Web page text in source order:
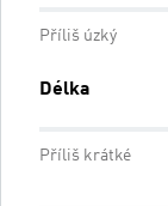
Příliš úzký
Délka
Příliš krátké